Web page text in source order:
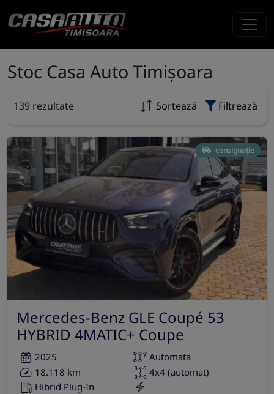
Stoc Casa Auto Timișoara
139 rezultate Sortează Filtrează
consignație
Mercedes-Benz GLE Coupé 53
HYBRID 4MATIC+ Coupe
2025
Automata
18.118 km
4x4 (automat)
Hibrid Plug-In